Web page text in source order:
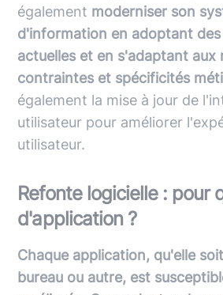
également moderniser son
d'information en adoptant
actuelles et en s'adaptant aux
contraintes et spécificités
également la mise à jour de
utilisateur pour améliorer
utilisateur.
Refonte logicielle : pour
d'application ?
Chaque application, qu'elle soit
bureau ou autre, est